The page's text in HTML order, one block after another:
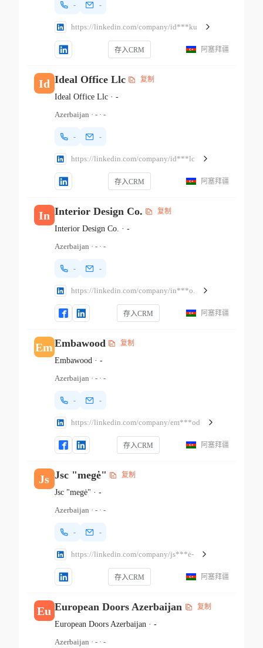
- -
https://linkedin.com/company/id***ku
存入CRM 阿塞拜疆
Id Ideal Office Llc 复制
Ideal Office Llc· -
Azerbaijan · -· -
- -
https://linkedin.com/company/id***lc
存入CRM 阿塞拜疆
In Interior Design Co. 复制
Interior Design Co. · -
Azerbaijan · -· -
- -
https://linkedin.com/company/in***o.
存入CRM 阿塞拜疆
EmEmbawood 复制
Embawood· -
Azerbaijan · -· -
- -
https://linkedin.com/company/em***od
存入CRM 阿塞拜疆
Js Jsc "megė" 复制
Jsc "megė" · -
Azerbaijan · -· -
- -
https://linkedin.com/company/js***ė-
存入CRM 阿塞拜疆
Eu European Doors Azerbaijan 复制
European Doors Azerbaijan· -
Azerbaijan · -· -